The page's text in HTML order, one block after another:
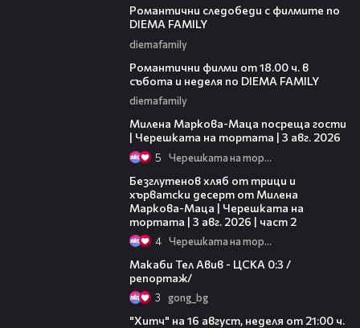
Романтични следобеди с филмите по
DIEMA FAMILY
diemafamily
Романтични филми от 18.00 ч. в
събота и неделя по DIEMA FAMILY
diemafamily
Милена Маркова-Маца посреща гости
| Черешката на тортата | 3 авг. 2026
5 Черешката на тортата
Безглутенов хляб от трици и
хърватски десерт от Милена
Маркова-Маца | Черешката на
тортата | 3 авг. 2026 | част 2
4 Черешката на тортата
Макаби Тел Авив - ЦСКА 0:3 /
репортаж/
3 gong_bg
"Хитч" на 16 август, неделя от 21:00 ч.